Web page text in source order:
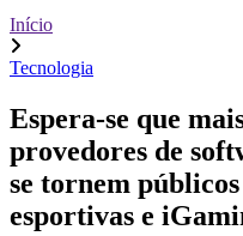
Início
Tecnologia
Espera-se que
provedores de
se tornem
esportivas e